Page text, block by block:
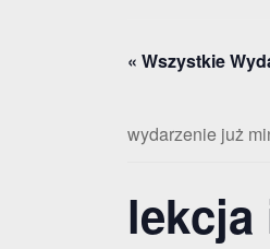
« Wszystkie
wydarzenie już